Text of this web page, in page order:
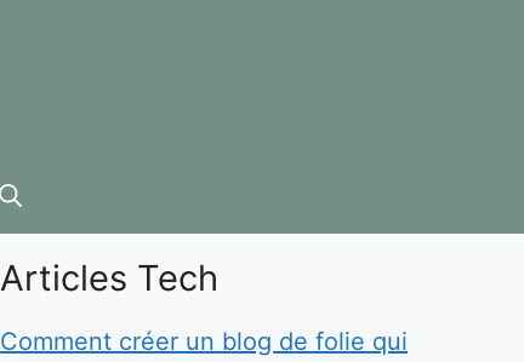
Articles Tech
Comment créer un blog de folie qui